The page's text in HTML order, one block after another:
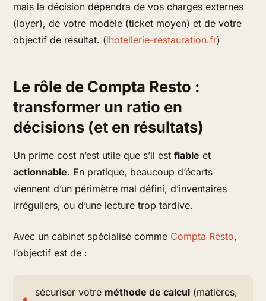
mais la décision dépendra de vos charges externes
(loyer), de votre modèle (ticket moyen) et de votre
objectif de résultat. (lhotellerie-restauration.fr)
Le rôle de Compta Resto :
transformer un ratio en
décisions (et en résultats)
Un prime cost n’est utile que s’il estfiable et
actionnable. En pratique, beaucoup d’écarts
viennent d’un périmètre mal défini, d’inventaires
irréguliers, ou d’une lecture trop tardive.
Avec un cabinet spécialisé comme Compta Resto,
l’objectif est de :
sécuriser votre méthode de calcul (matières,